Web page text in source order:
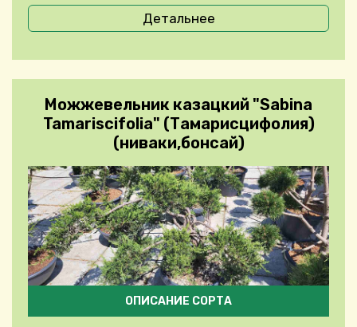
Детальнее
Можжевельник казацкий "Sabina
Tamariscifolia" (Тамарисцифолия)
(ниваки,бонсай)
ОПИСАНИЕ СОРТА